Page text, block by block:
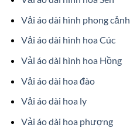
Vải áo dài hình phong cảnh
Vải áo dài hình hoa Cúc
Vải áo dài hình hoa Hồng
Vải áo dài hoa đào
Vải áo dài hoa ly
Vải áo dài hoa phượng